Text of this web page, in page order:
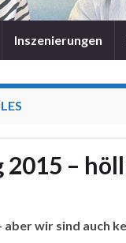
Inszenierungen
2015 –
wir sind auch